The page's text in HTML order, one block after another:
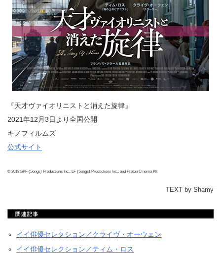
『天才ヴァイオリニストと消えた旋律』
2021年12月3日より全国公開
キノフィルムズ
公式サイト
© 2019 SPF (Songs) Productions Inc., LF (Songs) Productions Inc., and Proton Cinema Kft
TEXT by Shamy
イイ俳優セレクション／クライヴ・オーウェン
イイ俳優セレクション／ティム・ロス